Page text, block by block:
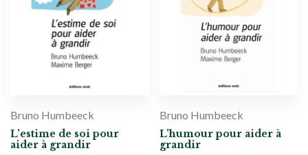
Bruno Humbeeck
L’estime de soi pour
aider à grandir
Bruno Humbeeck
L’humour pour aider à
grandir